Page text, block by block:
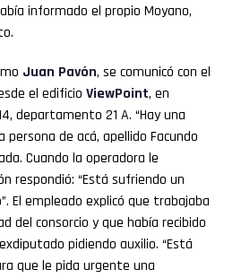
informado el propio Moyano,
Juan Pavón, se comunicó con el
el edificio ViewPoint, en
departamento 21 A. “Hay una
persona de acá, apellido Facundo
Cuando la operadora le
respondió: “Está sufriendo un
El empleado explicó que trabajaba
del consorcio y que había recibido
pidiendo auxilio. “Está
que le pida urgente una